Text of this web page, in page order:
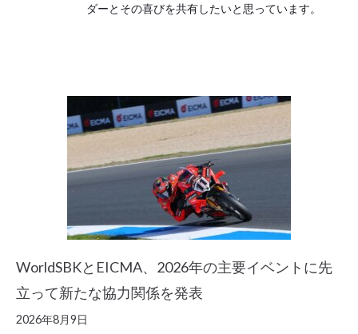
ダーとその喜びを共有したいと思っています。
WorldSBKとEICMA、2026年の主要イベントに先
立って新たな協力関係を発表
2026年8月9日